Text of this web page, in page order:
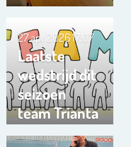
Laatste
wedstrijd dit
seizoen
team Trianta
01
27 apr 202617:07